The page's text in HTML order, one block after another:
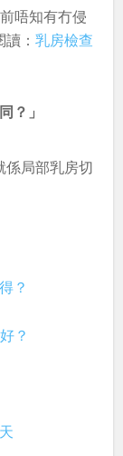
唔知有冇侵
讀：乳房檢查
？」
係局部乳房切
？
？